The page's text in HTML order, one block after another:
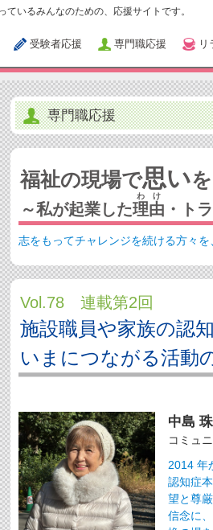
いるみんなのための、応援サイトです。
受験者応援 専門職応援 リ
専門職応援
福祉の現場で思いを
～私が起業した理由
わけ
・ト
志をもってチャレンジを続ける方々
Vol.78 連載第2回
施設職員や家族の認
いまにつながる活動
中島
コミュ
2014 年
認知症
望と尊
信念に